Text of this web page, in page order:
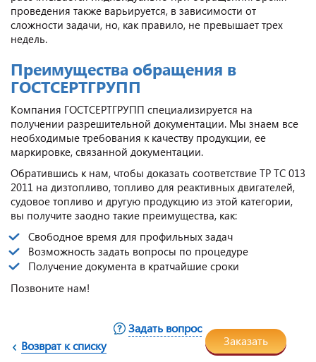
проведения также варьируется, в зависимости от
сложности задачи, но, как правило, не превышает трех
недель.
Преимущества обращения в
ГОСТСЕРТГРУПП
Компания ГОСТСЕРТГРУПП специализируется на
получении разрешительной документации. Мы знаем все
необходимые требования к качеству продукции, ее
маркировке, связанной документации.
Обратившись к нам, чтобы доказать соответствие ТР ТС 013
2011 на дизтопливо, топливо для реактивных двигателей,
судовое топливо и другую продукцию из этой категории,
вы получите заодно такие преимущества, как:
Свободное время для профильных задач
Возможность задать вопросы по процедуре
Получение документа в кратчайшие сроки
Позвоните нам!
Возврат к списку
Задать вопрос
Заказать